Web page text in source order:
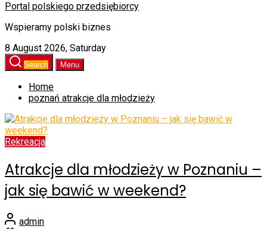
Portal polskiego przedsiębiorcy
Wspieramy polski biznes
8 August 2026, Saturday
Search Menu
Home
poznań atrakcje dla młodzieży
Rekreacja
Atrakcje dla młodzieży w Poznaniu –
jak się bawić w weekend?
admin